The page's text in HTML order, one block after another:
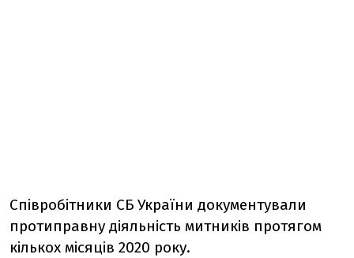
Співробітники СБ України документували
протиправну діяльність митників протягом
кількох місяців 2020 року.